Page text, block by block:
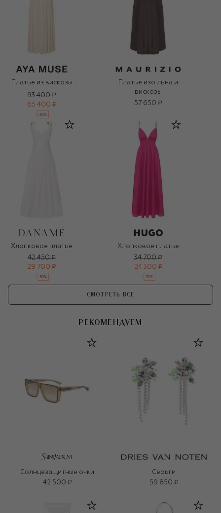
Платье из вискозы
93 400 ₽
65 400 ₽
-30%
Платье изо льна и
вискозы
57 650 ₽
Хлопковое платье
42 450 ₽
29 700 ₽
-30%
Хлопковое платье
34 700 ₽
24 300 ₽
-30%
СМОТРЕТЬ ВСЕ
РЕКОМЕНДУЕМ
Солнцезащитные очки
42 500 ₽
Серьги
59 850 ₽